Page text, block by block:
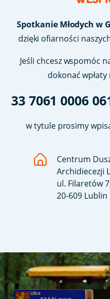
Spotkanie Młodych w
dzięki ofiarności
Jeśli chcesz wspomóc
dokonać
33 7061 0006
w tytule prosimy
Centrum
Archidiecezji
ul. Filaretów
20-609 Lublin